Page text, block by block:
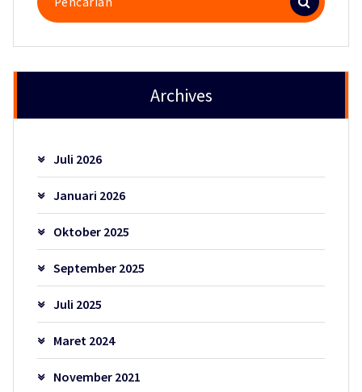
untuk:
Archives
Juli 2026
Januari 2026
Oktober 2025
September 2025
Juli 2025
Maret 2024
November 2021